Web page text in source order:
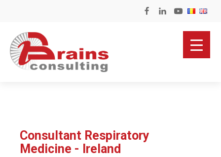
Consultant Respiratory
Medicine - Ireland